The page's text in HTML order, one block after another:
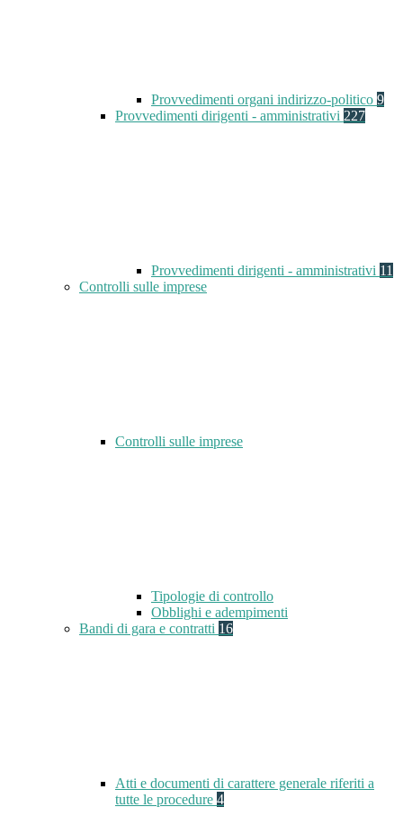
Provvedimenti organi indirizzo-politico 9
Provvedimenti dirigenti - amministrativi 227
Provvedimenti dirigenti - amministrativi 11
Controlli sulle imprese
Controlli sulle imprese
Tipologie di controllo
Obblighi e adempimenti
Bandi di gara e contratti 16
Atti e documenti di carattere generale riferiti a
tutte le procedure 4